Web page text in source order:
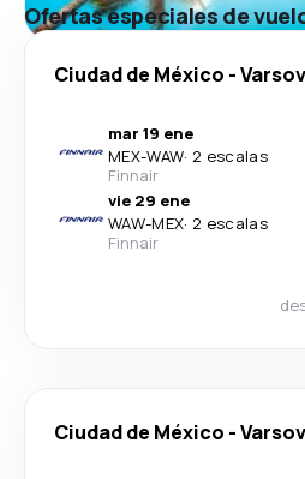
Ofertas especiales de
Ciudad de México -
mar 19 ene
MEX-WAW· 2 escalas
Finnair
vie 29 ene
WAW-MEX· 2 escalas
Finnair
Ciudad de México -